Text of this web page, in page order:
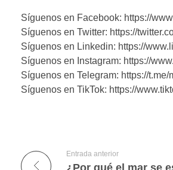
Síguenos en Facebook: https://
Síguenos en Twitter: https://
Síguenos en Linkedin: https://
Síguenos en Instagram: https://
Síguenos en Telegram: https://t.me/
Síguenos en TikTok: https://
Entrada anterior